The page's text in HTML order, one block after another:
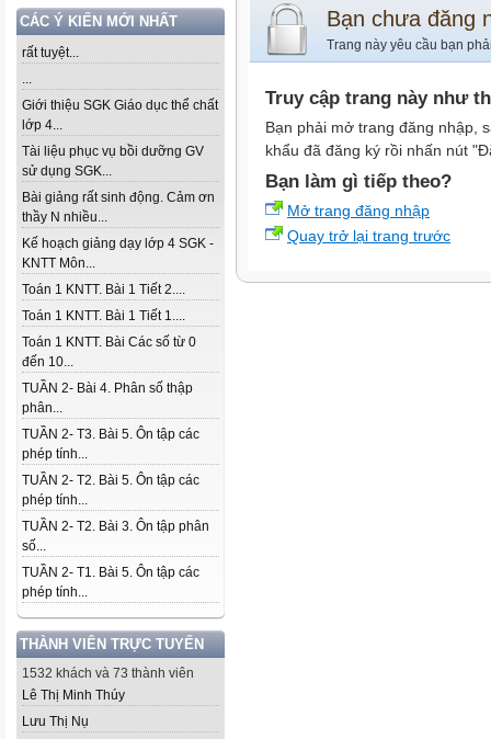
CÁC Ý KIẾN MỚI NHẤT
rất tuyệt...
...
Giới thiệu SGK Giáo dục thể chất
lớp 4...
Tài liệu phục vụ bồi dưỡng GV
sử dụng SGK...
Bài giảng rất sinh động. Cảm ơn
thầy N nhiều...
Kế hoạch giảng dạy lớp 4 SGK -
KNTT Môn...
Toán 1 KNTT. Bài 1 Tiết 2....
Toán 1 KNTT. Bài 1 Tiết 1....
Toán 1 KNTT. Bài Các số từ 0
đến 10...
TUẦN 2- Bài 4. Phân số thập
phân...
TUẦN 2- T3. Bài 5. Ôn tập các
phép tính...
TUẦN 2- T2. Bài 5. Ôn tập các
phép tính...
TUẦN 2- T2. Bài 3. Ôn tập phân
số...
TUẦN 2- T1. Bài 5. Ôn tập các
phép tính...
THÀNH VIÊN TRỰC TUYẾN
1532 khách và 73 thành viên
Lê Thị Minh Thúy
Lưu Thị Nụ
Bạn chưa đăng
Trang này yêu cầu bạn
Truy cập trang này như
Bạn phải mở trang đăng nhập,
khẩu đã đăng ký rồi nhấn nút
Bạn làm gì tiếp theo?
Mở trang đăng nhập
Quay trở lại trang trước